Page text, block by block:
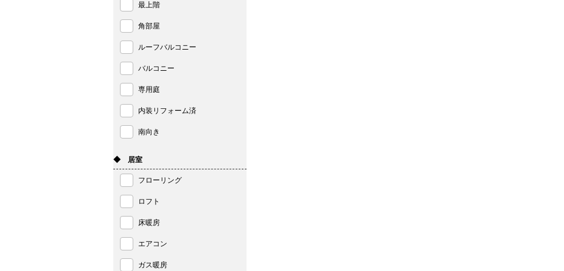
最上階
角部屋
ルーフバルコニー
バルコニー
専用庭
内装リフォーム済
南向き
◆ 居室
フローリング
ロフト
床暖房
エアコン
ガス暖房